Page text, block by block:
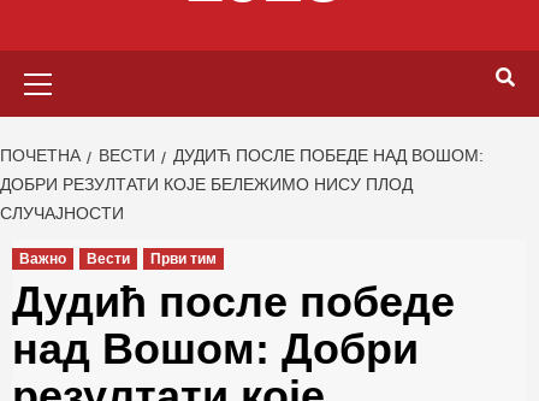
ПОЧЕТНА ВЕСТИ
ДУДИЋ ПОСЛЕ ПОБЕДЕ НАД ВОШОМ:
ДОБРИ РЕЗУЛТАТИ КОЈЕ БЕЛЕЖИМО НИСУ ПЛОД
СЛУЧАЈНОСТИ
Важно Вести Први тим
Дудић после победе
над Вошом: Добри